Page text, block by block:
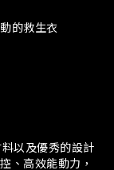
的救生衣
以及優秀的設計
、高效能動力，